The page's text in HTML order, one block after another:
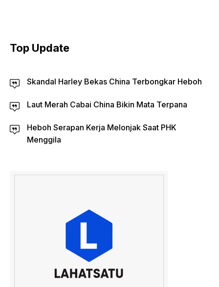
Top Update
Skandal Harley Bekas China Terbongkar Heboh
Laut Merah Cabai China Bikin Mata Terpana
Heboh Serapan Kerja Melonjak Saat PHK
Menggila